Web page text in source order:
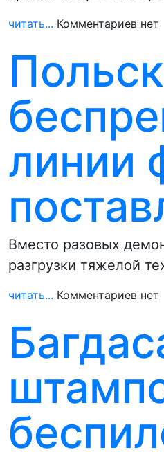
читать... Комментариев нет
линии
Вместо разовых
разгрузки тяжелой
читать... Комментариев нет